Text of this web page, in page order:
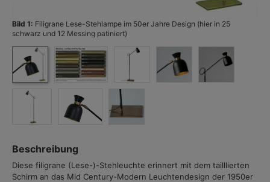
Bild 1: Filigrane Lese-Stehlampe im 50er Jahre Design (hier in 25
schwarz und 12 Messing patiniert)
Beschreibung
Diese filigrane (Lese-)-Stehleuchte erinnert mit dem tailllierten
Schirm an das Mid Century-Modern Leuchtendesign der 1950er